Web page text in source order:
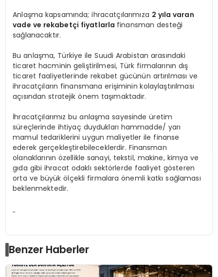
Anlaşma kapsamında; ihracatçılarımıza 2 yıla varan
vade ve rekabetçi fiyatlarla finansman desteği
sağlanacaktır.
Bu anlaşma, Türkiye ile Suudi Arabistan arasındaki
ticaret hacminin geliştirilmesi, Türk firmalarının dış
ticaret faaliyetlerinde rekabet gücünün artırılması ve
ihracatçıların finansmana erişiminin kolaylaştırılması
açısından stratejik önem taşımaktadır.
İhracatçılarımız bu anlaşma sayesinde üretim
süreçlerinde ihtiyaç duydukları hammadde/ yarı
mamul tedariklerini uygun maliyetler ile finanse
ederek gerçekleştirebileceklerdir. Finansman
olanaklarının özellikle sanayi, tekstil, makine, kimya ve
gıda gibi ihracat odaklı sektörlerde faaliyet gösteren
orta ve büyük ölçekli firmalara önemli katkı sağlaması
beklenmektedir.
Benzer Haberler